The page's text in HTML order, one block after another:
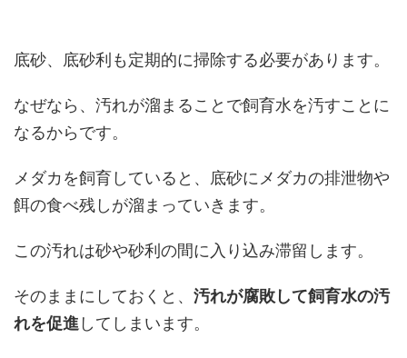
底砂、底砂利も定期的に掃除する必要があります。
なぜなら、汚れが溜まることで飼育水を汚すことに
なるからです。
メダカを飼育していると、底砂にメダカの排泄物や
餌の食べ残しが溜まっていきます。
この汚れは砂や砂利の間に入り込み滞留します。
そのままにしておくと、 汚れが腐敗して飼育水の汚
れを促進してしまいます。